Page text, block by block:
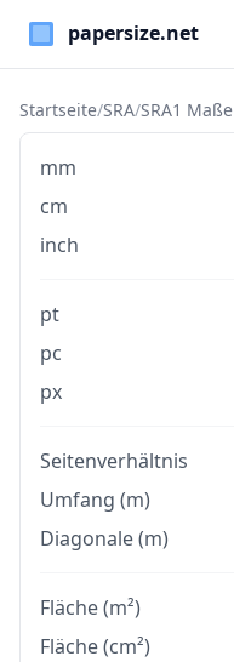
Paper Sizes
Startseite/SRA/SRA1 Maße
mm
cm
inch
pt
pc
px
Seitenverhältnis
Umfang (m)
Diagonale (m)
Fläche (m²)
Fläche (cm²)